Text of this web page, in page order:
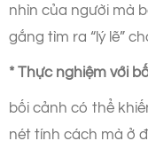
nhìn của người mà
gắng tìm ra “lý lẽ”
* Thực nghiệm với
bối cảnh có thể
nét tính cách mà ở